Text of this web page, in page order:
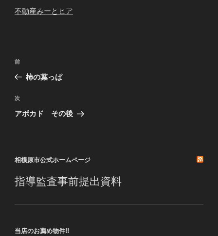
不動産みーと ヒア
投
ビ
ゲ
ン
前
の
稿
前
柿の葉っぱ
次
の
次
アボカド その後
相模原市公式ホームページ
指導監査事前提出資料
当店のお薦め物件!!